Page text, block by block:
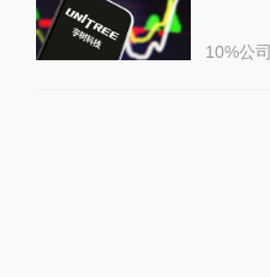
10%公司